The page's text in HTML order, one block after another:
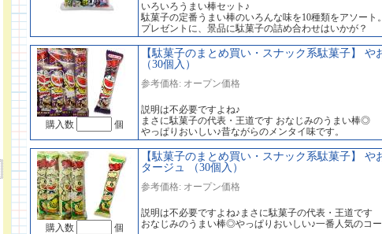
いろいろうまい棒セット♪
駄菓子の定番うまい棒のいろんな味を10種類をアソート。
プレゼントに、景品に駄菓子の詰め合わせはいかが？
購入数 個
【駄菓子のまとめ買い・スナック系駄菓子】 や
（30個入）
参考価格: オープン価格
説明は不必要ですよね♪
まさに駄菓子の代表・王道です おなじみのうまい棒◎
やっぱりおいしい♪昔ながらのメンタイ味です。
購入数 個
【駄菓子のまとめ買い・スナック系駄菓子】
タージュ （30個入）
参考価格: オープン価格
説明は不必要ですよね♪まさに駄菓子の代表・王道です
おなじみのうまい棒◎やっぱりおいしい♪一番人気のコー